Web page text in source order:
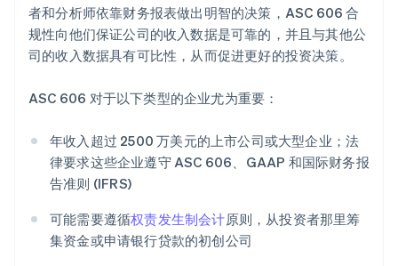
者和分析师依靠财务报表做出明智的决策，ASC 606 合
规性向他们保证公司的收入数据是可靠的，并且与其他公
司的收入数据具有可比性，从而促进更好的投资决策。
ASC 606 对于以下类型的企业尤为重要：
年收入超过 2500 万美元的上市公司或大型企业；法
律要求这些企业遵守 ASC 606、GAAP 和国际财务报
告准则 (IFRS)
可能需要遵循权责发生制会计原则，从投资者那里筹
集资金或申请银行贷款的初创公司